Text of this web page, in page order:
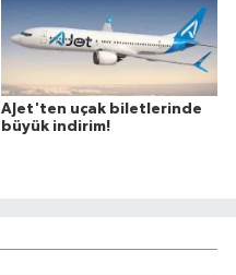
AJet'ten uçak biletlerinde
büyük indirim!